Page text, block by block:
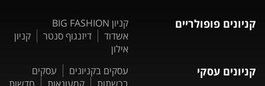
קניונים פופולריים
קניון BIG FASHION
אשדוד
דיזנגוף סנטר
קניון
אילון
קניונים עסקי עסקים בקניונים
עסקים